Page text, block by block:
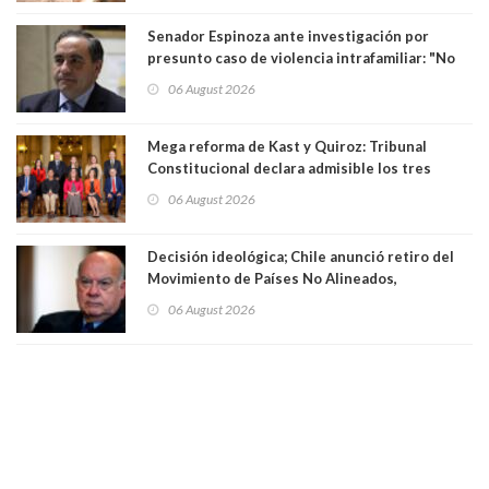
Senador Espinoza ante investigación por
presunto caso de violencia intrafamiliar: "No
antecedentes a Tribunal Supremo
06 August 2026
Mega reforma de Kast y Quiroz: Tribunal
Constitucional declara admisible los tres
06 August 2026
Decisión ideológica; Chile anunció retiro del
Movimiento de Países No Alineados,
1971. Excanciller Insulza lamentó decisión
06 August 2026